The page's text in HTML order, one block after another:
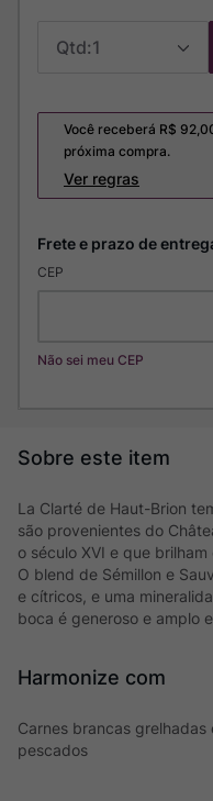
1
Você receberá R$
próxima compra.
Ver regras
CEP
Não sei meu CEP
La Clarté de Haut-Brion
são provenientes do
o século XVI e que
O blend de Sémillon e
e cítricos, e uma
boca é generoso e amplo
Harmonize com
Carnes brancas
pescados